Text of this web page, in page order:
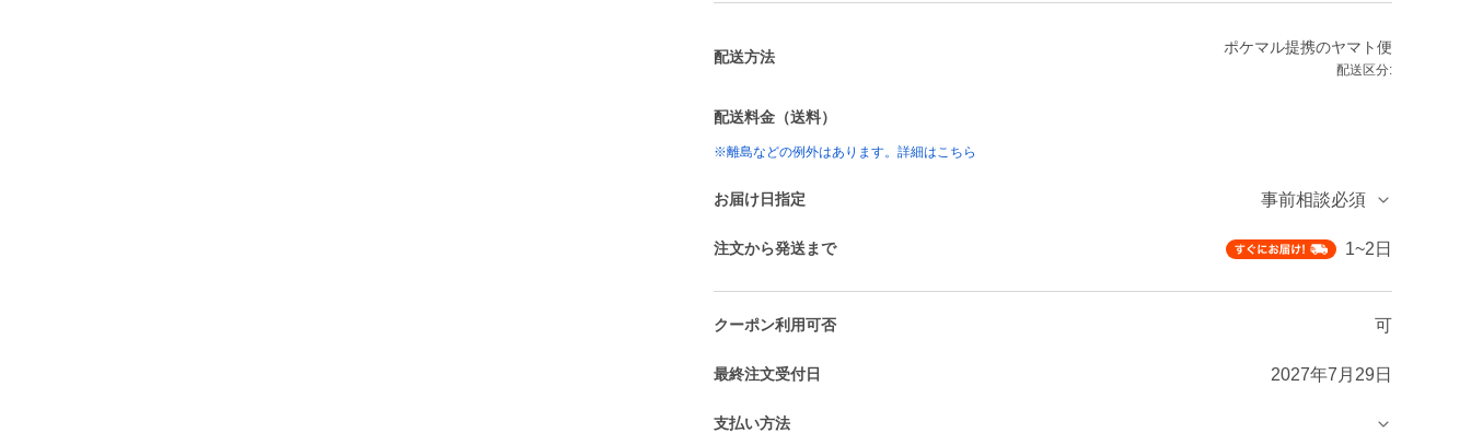
配送方法
ポケマル提携のヤマト便
配送区分:
配送料金（送料）
※離島などの例外はあります。詳細はこちら
お届け日指定 事前相談必須
注文から発送まで 1~2日
クーポン利用可否 可
最終注文受付日 2027年7月29日
支払い方法